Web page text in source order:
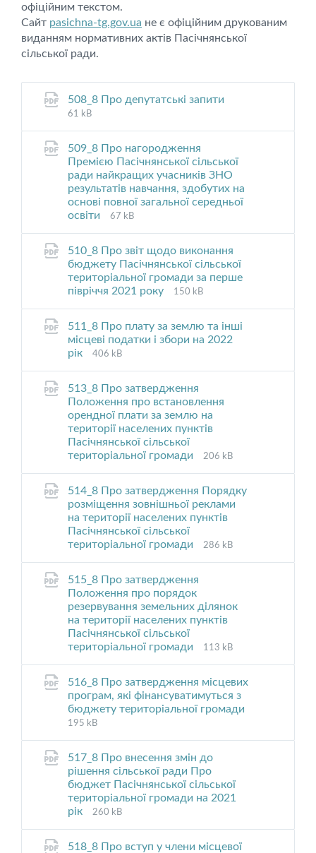
офіційним текстом.
Сайт pasichna-tg.gov.ua не є офіційним друкованим
виданням нормативних актів Пасічнянської
сільської ради.
508_8 Про депутатські запити
61 kB
509_8 Про нагородження
Премією Пасічнянської сільської
ради найкращих учасників ЗНО
результатів навчання, здобутих на
основі повної загальної середньої
освіти
File
File
67 kB
510_8 Про звіт щодо виконання
бюджету Пасічнянської сільської
територіальної громади за перше
півріччя 2021 року
File
File
150 kB
511_8 Про плату за землю та інші
місцеві податки і збори на 2022
рік
File
File
406 kB
513_8 Про затвердження
Положення про встановлення
орендної плати за землю на
території населених пунктів
Пасічнянської сільської
територіальної громади
File
File
206 kB
514_8 Про затвердження Порядку
розміщення зовнішньої реклами
на території населених пунктів
Пасічнянської сільської
територіальної громади
File
File
286 kB
515_8 Про затвердження
Положення про порядок
резервування земельних ділянок
на території населених пунктів
Пасічнянської сільської
територіальної громади
File
File
113 kB
516_8 Про затвердження місцевих
програм, які фінансуватимуться з
бюджету територіальної громади
File
File
195 kB
517_8 Про внесення змін до
рішення сільської ради Про
бюджет Пасічнянської сільської
територіальної громади на 2021
рік
File
File
260 kB
518_8 Про вступ у члени місцевої